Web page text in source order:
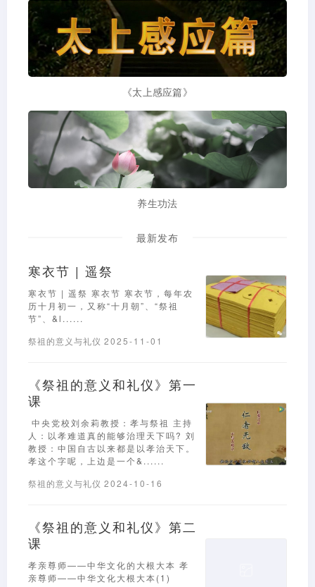
《太上感应篇》
养生功法
最新发布
寒衣节 | 遥祭
寒衣节 | 遥祭 寒衣节 寒衣节，每年农
历十月初一，又称“十月朝”、“祭祖
节”、&l......
祭祖的意义与礼仪 2025-11-01
《祭祖的意义和礼仪》第一
课
中央党校刘余莉教授：孝与祭祖 主持
人：以孝难道真的能够治理天下吗? 刘
教授：中国自古以来都是以孝治天下。
孝这个字呢，上边是一个&......
祭祖的意义与礼仪 2024-10-16
《祭祖的意义和礼仪》第二
课
孝亲尊师——中华文化的大根大本 孝
亲尊师——中华文化大根大本(1)